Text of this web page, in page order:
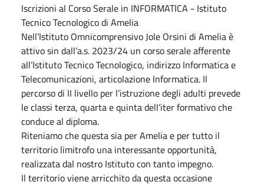
Iscrizioni al Corso Serale in INFORMATICA - Istituto
Tecnico Tecnologico di Amelia
Nell’Istituto Omnicomprensivo Jole Orsini di Amelia è
attivo sin dall’a.s. 2023/24 un corso serale afferente
all’Istituto Tecnico Tecnologico, indirizzo Informatica e
Telecomunicazioni, articolazione Informatica. Il
percorso di II livello per l’istruzione degli adulti prevede
le classi terza, quarta e quinta dell’iter formativo che
conduce al diploma.
Riteniamo che questa sia per Amelia e per tutto il
territorio limitrofo una interessante opportunità,
realizzata dal nostro Istituto con tanto impegno.
Il territorio viene arricchito da questa occasione